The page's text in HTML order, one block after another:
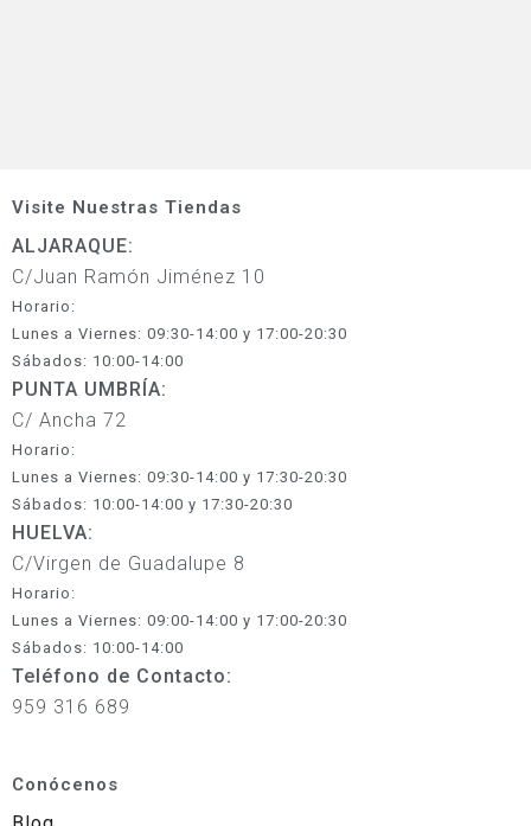
Visite Nuestras Tiendas
ALJARAQUE:
C/Juan Ramón Jiménez 10
Horario:
Lunes a Viernes: 09:30-14:00 y 17:00-20:30
Sábados: 10:00-14:00
PUNTA UMBRÍA:
C/ Ancha 72
Horario:
Lunes a Viernes: 09:30-14:00 y 17:30-20:30
Sábados: 10:00-14:00 y 17:30-20:30
HUELVA:
C/Virgen de Guadalupe 8
Horario:
Lunes a Viernes: 09:00-14:00 y 17:00-20:30
Sábados: 10:00-14:00
Teléfono de Contacto:
959 316 689
Conócenos